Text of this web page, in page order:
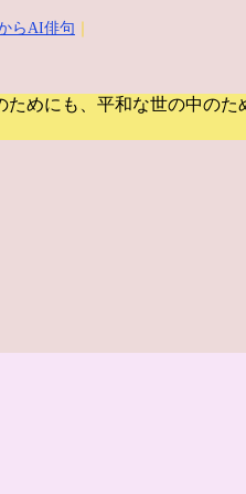
らAI俳句
ためにも、平和な世の中の